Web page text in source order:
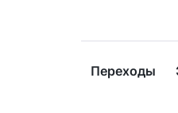
Переходы